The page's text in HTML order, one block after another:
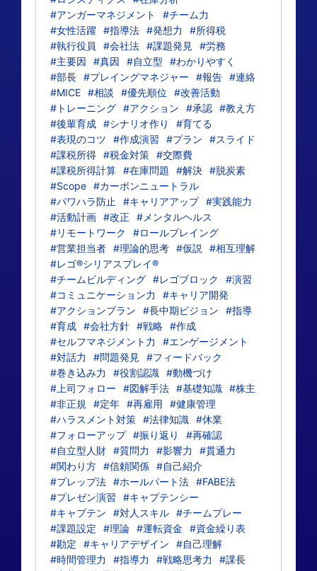
#アンガーマネジメント
#チーム力
#女性活躍 #指導法 #発想力
#所得税
#執行役員
#会社法 #課題発見
#労務
#主要因
#真因 #自立型
#わかりやすく
#部長 #プレイングマネジャー #報告 #連絡
#MICE #相談 #優先順位
#改善活動
#トレーニング #アクション #承認 #教え方
#後輩育成 #シナリオ作り
#育てる
#表現のコツ
#作成演習 #プラン
#スライド
#課税所得 #税金対策 #交際費
#課税所得計算 #在庫問題 #解決 #脱炭素
#Scope #カーボンニュートラル
#パワハラ防止
#キャリアアップ #実践能力
#活動計画 #改正
#メンタルヘルス
#リモートワーク
#ロールプレイング
#営業担当者 #理論的思考 #仮説
#相互理解
#レゴ®シリアスプレイ®
#チームビルディング #レゴブロック
#演習
#コミュニケーション力
#キャリア開発
#アクションプラン
#長中期ビジョン
#指導
#育成 #会社方針 #戦略 #作成
#セルフマネジメント力
#エンゲージメント
#対話力
#問題発見
#フィードバック
#巻き込み力
#役割認識 #動機づけ
#上司フォロー
#図解手法 #基礎知識 #株主
#非正規
#定年 #再雇用
#健康管理
#ハラスメント対策 #法律知識 #休業
#フォローアップ #振り返り
#再確認
#自立型人財 #質問力 #影響力
#貫通力
#関わり方 #信頼関係 #自己紹介
#プレップ法 #ホールパート法 #FABE法
#プレゼン演習
#キャプテンシー
#キャプテン
#対人スキル #チームプレー
#課題設定
#理論 #運転資金
#資金繰り表
#勘定
#キャリアデザイン
#自己理解
#時間管理力
#指導力 #戦略思考力
#課長